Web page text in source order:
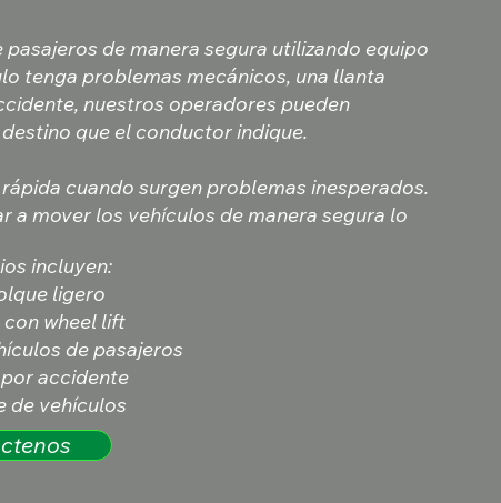
incluyen:
ligero
con wheel lift
de pasajeros
por accidente
de vehículos
de manera segura utilizando equipo
tenga problemas mecánicos, una llanta
nuestros operadores pueden
que el conductor indique.
cuando surgen problemas inesperados.
a mover los vehículos de manera segura lo